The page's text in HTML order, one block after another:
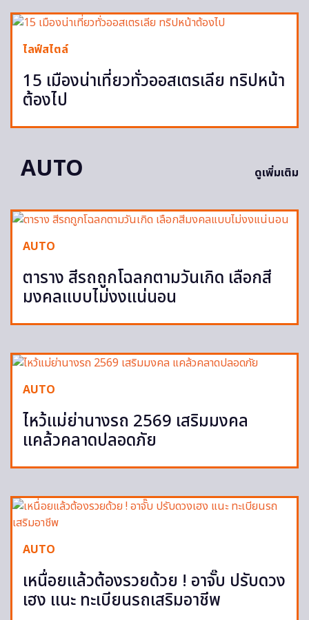
ไลฟ์สไตล์
15 เมืองน่าเที่ยวทั่วออสเตรเลีย ทริปหน้า
ต้องไป
AUTO ดูเพิ่มเติม
AUTO
ตาราง สีรถถูกโฉลกตามวันเกิด เลือกสี
มงคลแบบไม่งงแน่นอน
AUTO
ไหว้แม่ย่านางรถ 2569 เสริมมงคล
แคล้วคลาดปลอดภัย
AUTO
เหนื่อยแล้วต้องรวยด้วย ! อาจั๊บ ปรับดวง
เฮง แนะ ทะเบียนรถเสริมอาชีพ